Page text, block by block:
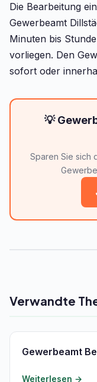
Die Bearbeitung
Gewerbeamt
Minuten bis
vorliegen. Den
sofort oder
💡
Sparen Sie sich
Verwandte
Gewerbeamt
Weiterlesen →